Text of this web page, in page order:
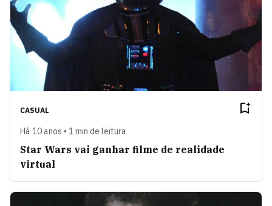
CASUAL
Há 10 anos • 1 min de leitura
Star Wars vai ganhar filme de realidade
virtual